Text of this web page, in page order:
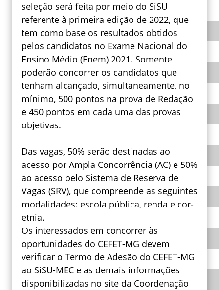
seleção será feita por meio do SiSU
referente à primeira edição de 2022, que
tem como base os resultados obtidos
pelos candidatos no Exame Nacional do
Ensino Médio (Enem) 2021. Somente
poderão concorrer os candidatos que
tenham alcançado, simultaneamente, no
mínimo, 500 pontos na prova de Redação
e 450 pontos em cada uma das provas
objetivas.
Das vagas, 50% serão destinadas ao
acesso por Ampla Concorrência (AC) e 50%
ao acesso pelo Sistema de Reserva de
Vagas (SRV), que compreende as seguintes
modalidades: escola pública, renda e cor-
etnia.
Os interessados em concorrer às
oportunidades do CEFET-MG devem
verificar o Termo de Adesão do CEFET-MG
ao SiSU-MEC e as demais informações
disponibilizadas no site da Coordenação